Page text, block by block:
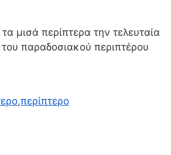
τα μισά περίπτερα την τελευταία
παραδοσιακού περιπτέρου
,περίπτερο